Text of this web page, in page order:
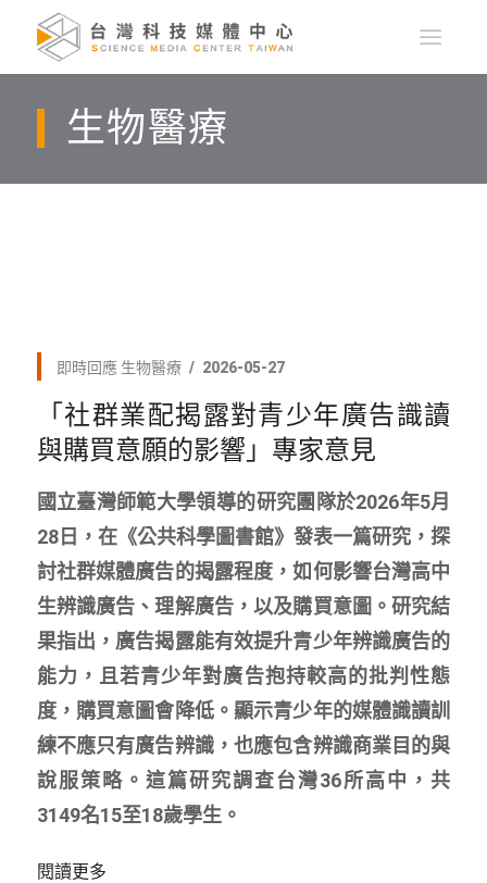
生物醫療
即時回應 生物醫療 2026-05-27
「社群業配揭露對青少年廣告識讀
與購買意願的影響」專家意見
國立臺灣師範大學領導的研究團隊於2026年5月
28日，在《公共科學圖書館》發表一篇研究，探
討社群媒體廣告的揭露程度，如何影響台灣高中
生辨識廣告、理解廣告，以及購買意圖。研究結
果指出，廣告揭露能有效提升青少年辨識廣告的
能力，且若青少年對廣告抱持較高的批判性態
度，購買意圖會降低。顯示青少年的媒體識讀訓
練不應只有廣告辨識，也應包含辨識商業目的與
說服策略。這篇研究調查台灣36所高中，共
3149名15至18歲學生。
閱讀更多